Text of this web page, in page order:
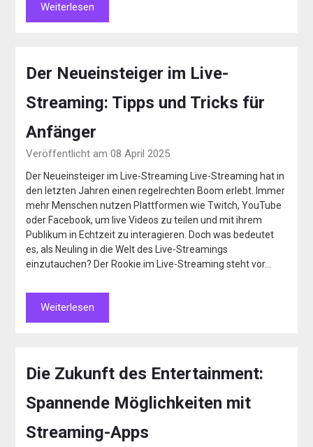
Weiterlesen
Der Neueinsteiger im Live-
Streaming: Tipps und Tricks für
Anfänger
Veröffentlicht am 08 April 2025
Der Neueinsteiger im Live-Streaming Live-Streaming hat in
den letzten Jahren einen regelrechten Boom erlebt. Immer
mehr Menschen nutzen Plattformen wie Twitch, YouTube
oder Facebook, um live Videos zu teilen und mit ihrem
Publikum in Echtzeit zu interagieren. Doch was bedeutet
es, als Neuling in die Welt des Live-Streamings
einzutauchen? Der Rookie im Live-Streaming steht vor…
Weiterlesen
Die Zukunft des Entertainment:
Spannende Möglichkeiten mit
Streaming-Apps